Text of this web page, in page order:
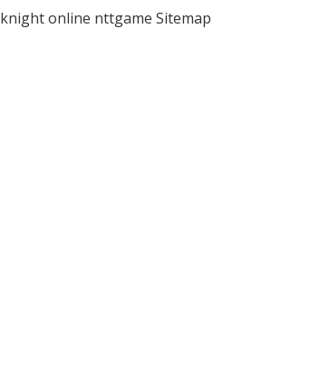
knight online nttgame Sitemap